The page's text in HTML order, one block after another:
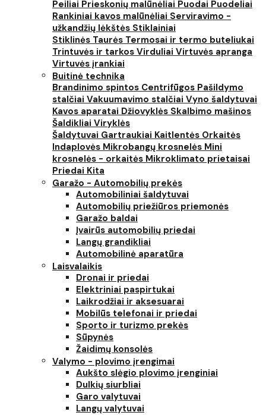
Peiliai Prieskonių malūnėliai Puodai Puodeliai
Rankiniai kavos malūnėliai Serviravimo -
užkandžių lėkštės Stiklainiai
Stiklinės Taurės Termosai ir termo buteliukai
Trintuvės ir tarkos Virduliai Virtuvės apranga
Virtuvės įrankiai
Buitinė technika
Brandinimo spintos Centrifūgos Pašildymo
stalčiai Vakuumavimo stalčiai Vyno šaldytuvai
Kavos aparatai Džiovyklės Skalbimo mašinos
Šaldikliai Viryklės
Šaldytuvai Gartraukiai Kaitlentės Orkaitės
Indaplovės Mikrobangų krosnelės Mini
krosnelės - orkaitės Mikroklimato prietaisai
Priedai Kita
Garažo - Automobilių prekės
Automobiliniai šaldytuvai
Automobilių priežiūros priemonės
Garažo baldai
Įvairūs automobilių priedai
Langų grandikliai
Automobilinė aparatūra
Laisvalaikis
Dronai ir priedai
Elektriniai paspirtukai
Laikrodžiai ir aksesuarai
Mobilūs telefonai ir priedai
Sporto ir turizmo prekės
Sūpynės
Žaidimų konsolės
Valymo - plovimo įrengimai
Aukšto slėgio plovimo įrenginiai
Dulkių siurbliai
Garo valytuvai
Langų valytuvai